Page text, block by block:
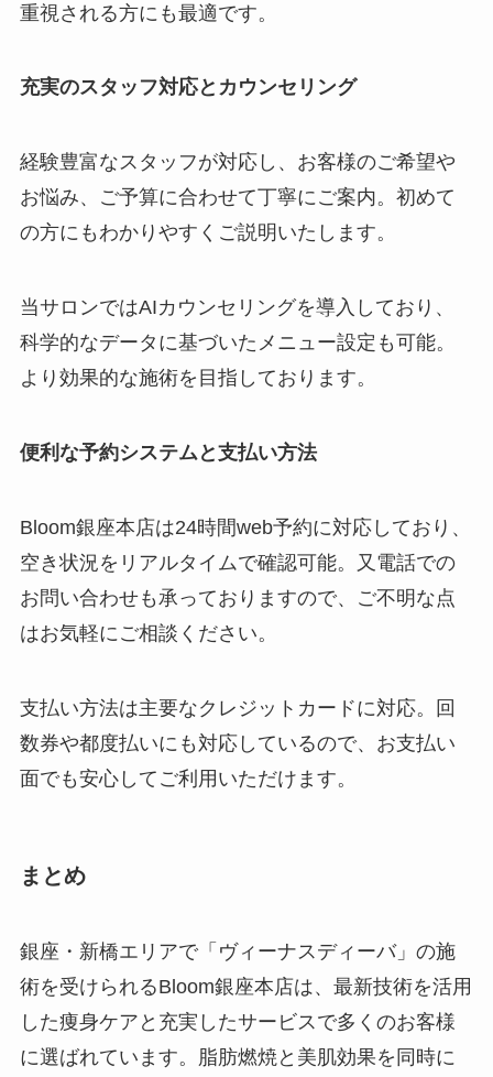
重視される方にも最適です。
充実のスタッフ対応とカウンセリング
経験豊富なスタッフが対応し、お客様のご希望や
お悩み、ご予算に合わせて丁寧にご案内。初めて
の方にもわかりやすくご説明いたします。
当サロンではAIカウンセリングを導入しており、
科学的なデータに基づいたメニュー設定も可能。
より効果的な施術を目指しております。
便利な予約システムと支払い方法
Bloom銀座本店は24時間web予約に対応しており、
空き状況をリアルタイムで確認可能。又電話での
お問い合わせも承っておりますので、ご不明な点
はお気軽にご相談ください。
支払い方法は主要なクレジットカードに対応。回
数券や都度払いにも対応しているので、お支払い
面でも安心してご利用いただけます。
まとめ
銀座・新橋エリアで「ヴィーナスディーバ」の施
術を受けられるBloom銀座本店は、最新技術を活用
した痩身ケアと充実したサービスで多くのお客様
に選ばれています。脂肪燃焼と美肌効果を同時に